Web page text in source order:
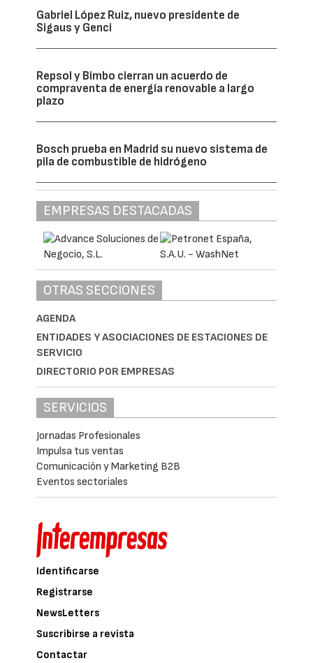
Gabriel López Ruiz, nuevo presidente de
Sigaus y Genci
Repsol y Bimbo cierran un acuerdo de
compraventa de energía renovable a largo
plazo
Bosch prueba en Madrid su nuevo sistema de
pila de combustible de hidrógeno
EMPRESAS DESTACADAS
OTRAS SECCIONES
AGENDA
ENTIDADES Y ASOCIACIONES DE ESTACIONES DE
SERVICIO
DIRECTORIO POR EMPRESAS
SERVICIOS
Jornadas Profesionales
Impulsa tus ventas
Comunicación y Marketing B2B
Eventos sectoriales
Identificarse
Registrarse
NewsLetters
Suscribirse a revista
Contactar